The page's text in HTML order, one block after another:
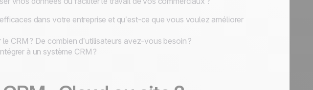
dans votre entreprise et qu’est-ce que vous voulez améliorer
CRM ? De combien d’utilisateurs avez-vous besoin ?
à un système CRM ?